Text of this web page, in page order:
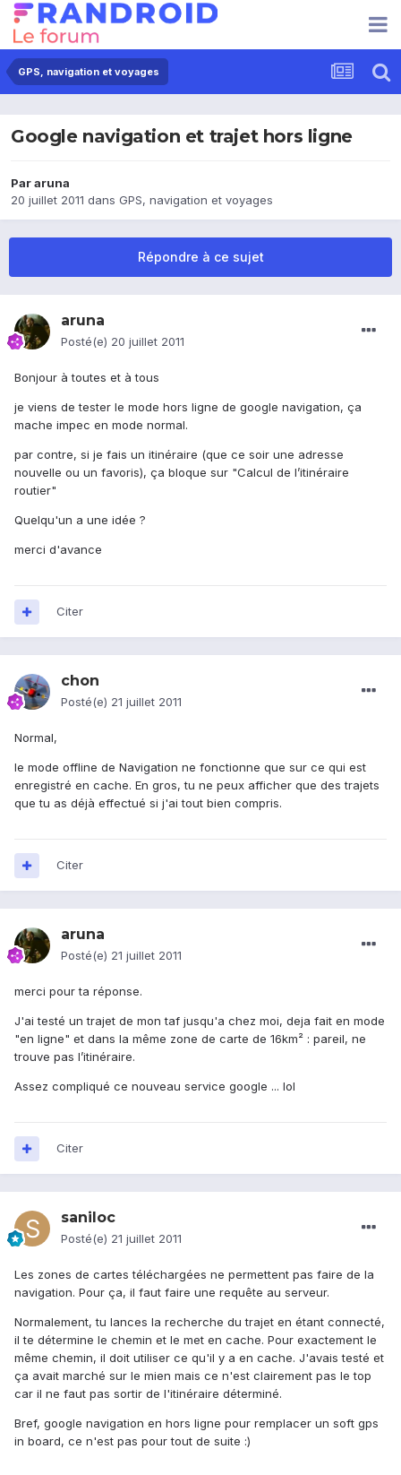
GPS, navigation et voyages
Google navigation et trajet hors ligne
Pararuna
20 juillet 2011 dans GPS, navigation et voyages
Répondre à ce sujet
aruna
Posté(e) 20 juillet 2011
Bonjour à toutes et à tous
je viens de tester le mode hors ligne de google navigation, ça
mache impec en mode normal.
par contre, si je fais un itinéraire (que ce soir une adresse
nouvelle ou un favoris), ça bloque sur "Calcul de l’itinéraire
routier"
Quelqu'un a une idée ?
merci d'avance
Citer
chon
Posté(e) 21 juillet 2011
Normal,
le mode offline de Navigation ne fonctionne que sur ce qui est
enregistré en cache. En gros, tu ne peux afficher que des trajets
que tu as déjà effectué si j'ai tout bien compris.
Citer
aruna
Posté(e) 21 juillet 2011
merci pour ta réponse.
J'ai testé un trajet de mon taf jusqu'a chez moi, deja fait en mode
"en ligne" et dans la même zone de carte de 16km² : pareil, ne
trouve pas l’itinéraire.
Assez compliqué ce nouveau service google ... lol
Citer
saniloc
Posté(e) 21 juillet 2011
Les zones de cartes téléchargées ne permettent pas faire de la
navigation. Pour ça, il faut faire une requête au serveur.
Normalement, tu lances la recherche du trajet en étant connecté,
il te détermine le chemin et le met en cache. Pour exactement le
même chemin, il doit utiliser ce qu'il y a en cache. J'avais testé et
ça avait marché sur le mien mais ce n'est clairement pas le top
car il ne faut pas sortir de l'itinéraire déterminé.
Bref, google navigation en hors ligne pour remplacer un soft gps
in board, ce n'est pas pour tout de suite :)